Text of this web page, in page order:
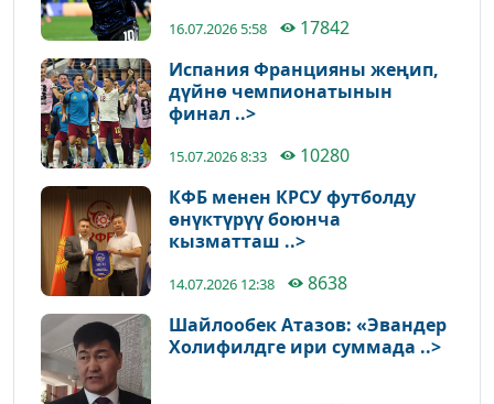
16.07.2026 5:58
17842
Испания Францияны жеңип,
дүйнө чемпионатынын
финал ..>
15.07.2026 8:33
10280
КФБ менен КРСУ футболду
өнүктүрүү боюнча
кызматташ ..>
14.07.2026 12:38
8638
Шайлообек Атазов: «Эвандер
Холифилдге ири суммада ..>